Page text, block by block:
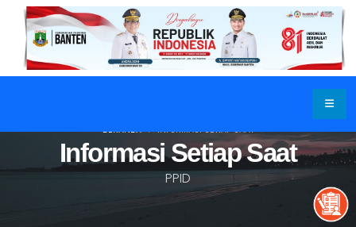
Informasi Setiap Saat
PPID
BERANDA INFORMASI SETIAP SAAT